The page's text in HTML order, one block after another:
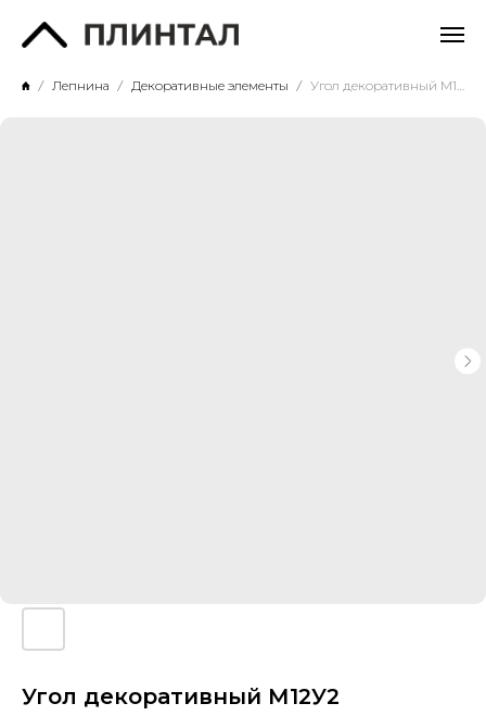
Лепнина Декоративные элементы Угол декоративный М12У2
Угол декоративный М12У2